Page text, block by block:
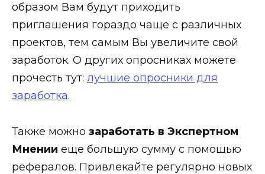
образом Вам будут приходить
приглашения гораздо чаще с различных
проектов, тем самым Вы увеличите свой
заработок. О других опросниках можете
прочесть тут: лучшие опросники для
заработка.
Также можно заработать в Экспертном
Мнении еще большую сумму с помощью
рефералов. Привлекайте регулярно новых